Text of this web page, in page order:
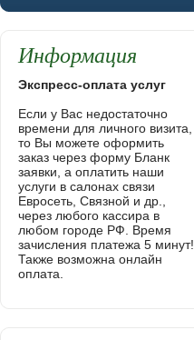
Информация
Экспресс-оплата услуг
Если у Вас недостаточно
времени для личного визита,
то Вы можете оформить
заказ через форму Бланк
заявки, а оплатить наши
услуги в салонах связи
Евросеть, Связной и др.,
через любого кассира в
любом городе РФ. Время
зачисления платежа 5 минут!
Также возможна онлайн
оплата.